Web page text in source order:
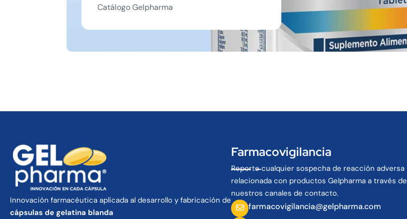
Catálogo Gelpharma
Innovación farmacéutica aplicada al desarrollo y fabricación de
cápsulas de gelatina blanda
Farmacovigilancia
Reporte cualquier sospecha de reacción adversa
relacionada con productos Gelpharma a través de
nuestros canales de contacto.
farmacovigilancia@gelpharma.com